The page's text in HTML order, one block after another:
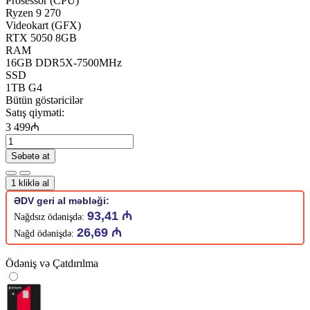
Ryzen 9 270
Videokart (GFX)
RTX 5050 8GB
RAM
16GB DDR5X-7500MHz
SSD
1TB G4
Bütün göstəricilər
Satış qiyməti:
3 499₼
Səbətə at
1 kliklə al
ƏDV geri al məbləği:
Nağdsız ödənişdə: 93,41 ₼
Nağd ödənişdə: 26,69 ₼
Ödəniş və Çatdırılma